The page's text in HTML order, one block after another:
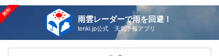
雨雲レーダーで雨を回避！
tenki.jp公式 天気予報アプリ